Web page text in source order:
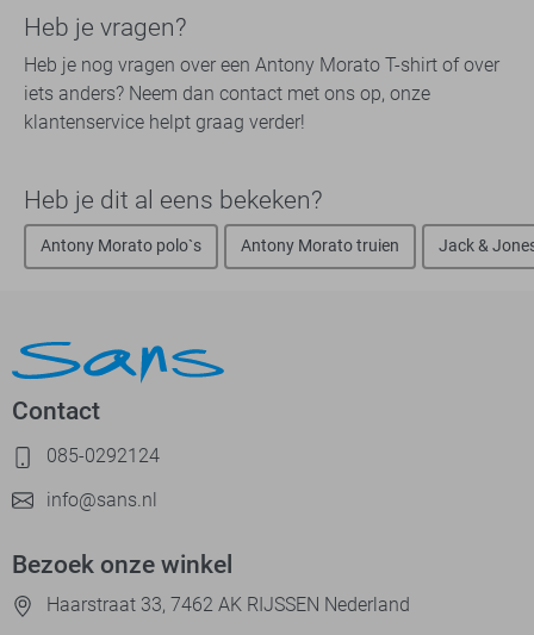
Heb je vragen?
Heb je nog vragen over een Antony Morato T-shirt of over
iets anders? Neem dan contact met ons op, onze
klantenservice helpt graag verder!
Heb je dit al eens bekeken?
Antony Morato polo`s Antony Morato truien Jack &
Contact
085-0292124
info@sans.nl
Bezoek onze winkel
Haarstraat 33, 7462 AK RIJSSEN Nederland